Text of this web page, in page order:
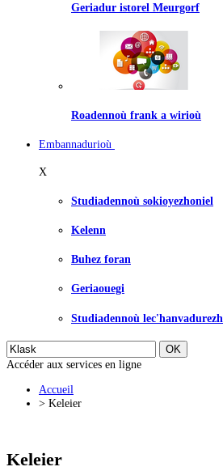
Geriadur istorel Meurgorf
Roadennoù frank a wirioù
Embannadurioù
X
Studiadennoù sokioyezhoniel
Kelenn
Buhez foran
Geriaouegi
Studiadennoù lec'hanvadurezh
Accéder aux services en ligne
Accueil
> Keleier
Keleier